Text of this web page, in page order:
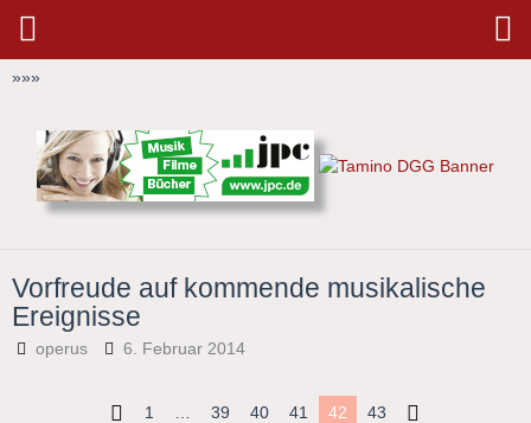
»»»
Vorfreude auf kommende musikalische
Ereignisse
operus 6. Februar 2014
1 39 40 41 42 43